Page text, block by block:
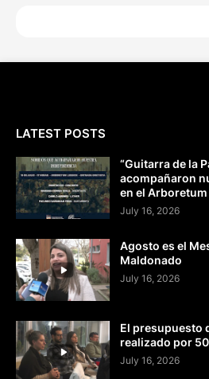
LATEST POSTS
“Guitarra de la
acompañaron
en el
July 16, 2026
Agosto es el
Maldonado
July 16, 2026
El presupuesto
realizado por
July 16, 2026